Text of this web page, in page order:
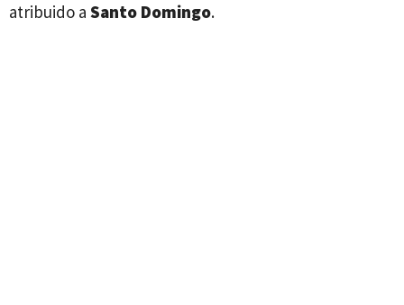
atribuido a Santo Domingo.